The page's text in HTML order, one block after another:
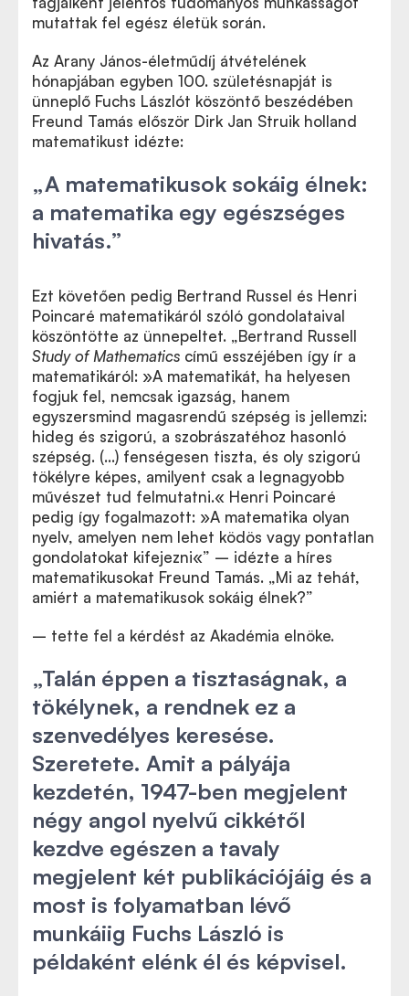
mutattak fel egész életük során.
Az Arany János-életműdíj átvételének
hónapjában egyben 100. születésnapját is
ünneplő Fuchs Lászlót köszöntő beszédében
Freund Tamás először Dirk Jan Struik holland
matematikust idézte:
„A matematikusok sokáig élnek:
a matematika egy egészséges
hivatás.”
Ezt követően pedig Bertrand Russel és Henri
Poincaré matematikáról szóló gondolataival
köszöntötte az ünnepeltet. „Bertrand Russell
Study of Mathematics című esszéjében így ír a
matematikáról: »A matematikát, ha helyesen
fogjuk fel, nemcsak igazság, hanem
egyszersmind magasrendű szépség is jellemzi:
hideg és szigorú, a szobrászatéhoz hasonló
szépség. (…) fenségesen tiszta, és oly szigorú
tökélyre képes, amilyent csak a legnagyobb
művészet tud felmutatni.« Henri Poincaré
pedig így fogalmazott: »A matematika olyan
nyelv, amelyen nem lehet ködös vagy pontatlan
gondolatokat kifejezni«” – idézte a híres
matematikusokat Freund Tamás. „Mi az tehát,
amiért a matematikusok sokáig élnek?”
– tette fel a kérdést az Akadémia elnöke.
„Talán éppen a tisztaságnak, a
tökélynek, a rendnek ez a
szenvedélyes keresése.
Szeretete. Amit a pályája
kezdetén, 1947-ben megjelent
négy angol nyelvű cikkétől
kezdve egészen a tavaly
megjelent két publikációjáig és a
most is folyamatban lévő
munkáiig Fuchs László is
példaként elénk él és képvisel.